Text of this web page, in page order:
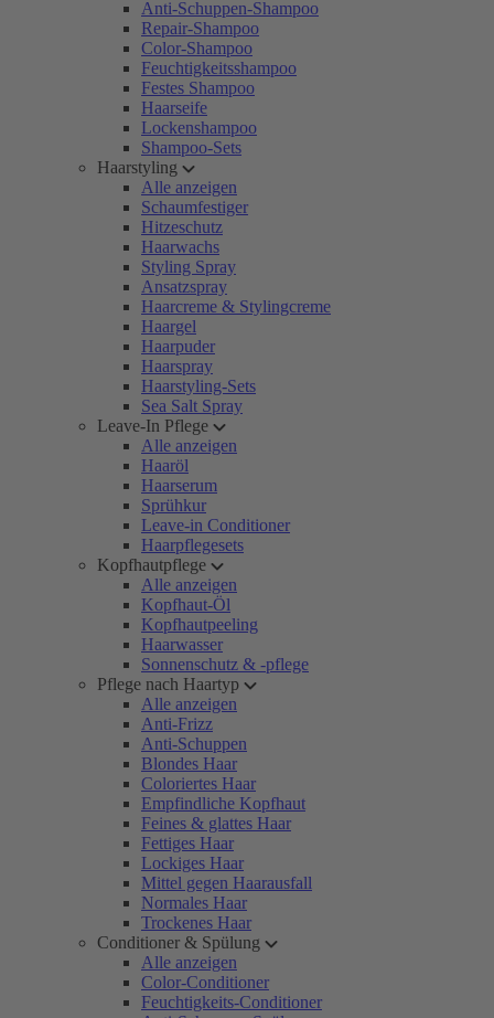
Anti-Schuppen-Shampoo
Repair-Shampoo
Color-Shampoo
Feuchtigkeitsshampoo
Festes Shampoo
Haarseife
Lockenshampoo
Shampoo-Sets
Haarstyling
Alle anzeigen
Schaumfestiger
Hitzeschutz
Haarwachs
Styling Spray
Ansatzspray
Haarcreme & Stylingcreme
Haargel
Haarpuder
Haarspray
Haarstyling-Sets
Sea Salt Spray
Leave-In Pflege
Alle anzeigen
Haaröl
Haarserum
Sprühkur
Leave-in Conditioner
Haarpflegesets
Kopfhautpflege
Alle anzeigen
Kopfhaut-Öl
Kopfhautpeeling
Haarwasser
Sonnenschutz & -pflege
Pflege nach Haartyp
Alle anzeigen
Anti-Frizz
Anti-Schuppen
Blondes Haar
Coloriertes Haar
Empfindliche Kopfhaut
Feines & glattes Haar
Fettiges Haar
Lockiges Haar
Mittel gegen Haarausfall
Normales Haar
Trockenes Haar
Conditioner & Spülung
Alle anzeigen
Color-Conditioner
Feuchtigkeits-Conditioner